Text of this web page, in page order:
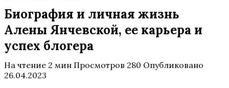
Биография и личная жизнь
Алены Янчевской, ее карьера и
успех блогера
На чтение 2 мин Просмотров 280 Опубликовано
26.04.2023